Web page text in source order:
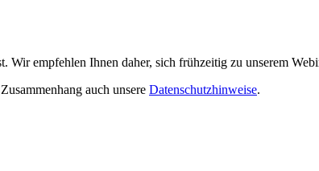
Wir empfehlen Ihnen daher, sich frühzeitig zu unserem
auch unsere Datenschutzhinweise.